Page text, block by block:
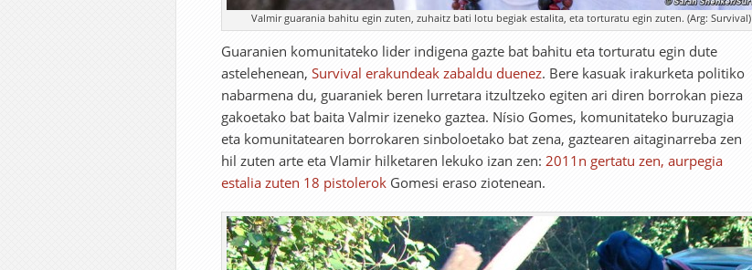
Valmir guarania bahitu egin zuten, zuhaitz bati lotu begiak estalita, eta torturatu egin zuten. (Arg: Survival)
Guaranien komunitateko lider indigena gazte bat bahitu eta torturatu egin dute
astelehenean, Survival erakundeak zabaldu duenez. Bere kasuak irakurketa politiko
nabarmena du, guaraniek beren lurretara itzultzeko egiten ari diren borrokan pieza
gakoetako bat baita Valmir izeneko gaztea. Nísio Gomes, komunitateko buruzagia
eta komunitatearen borrokaren sinboloetako bat zena, gaztearen aitaginarreba zen
hil zuten arte eta Vlamir hilketaren lekuko izan zen: 2011n gertatu zen, aurpegia
estalia zuten 18 pistolerok Gomesi eraso ziotenean.